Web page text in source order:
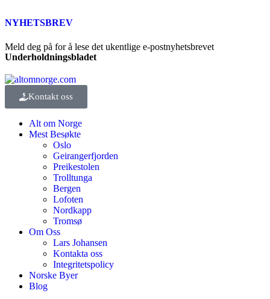
NYHETSBREV
Meld deg på for å lese det ukentlige e-postnyhetsbrevet
Underholdningsbladet
Kontakt oss
Alt om Norge
Mest Besøkte
Oslo
Geirangerfjorden
Preikestolen
Trolltunga
Bergen
Lofoten
Nordkapp
Tromsø
Om Oss
Lars Johansen
Kontakta oss
Integritetspolicy
Norske Byer
Blog